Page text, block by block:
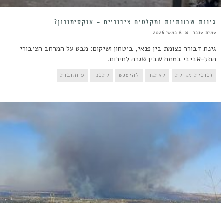
גינות שכונתיות ומקלטים ציבוריים – אוקסימורון?
עמית ענבר 6 במאי 2026
גינת דבורה כצומת בין פנאי, ביטחון ושיקום: מבט על המרחב הציבורי
התל-אביבי במתח שבין שגרה לחירום.
זכוכית מגדלת לאתגר להיפגש לתכנן 0 תגובות